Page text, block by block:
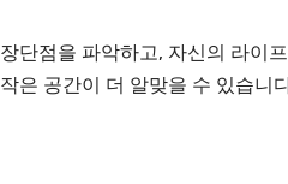
단점을 파악하고, 자신의 라이프
은 공간이 더 알맞을 수 있습니